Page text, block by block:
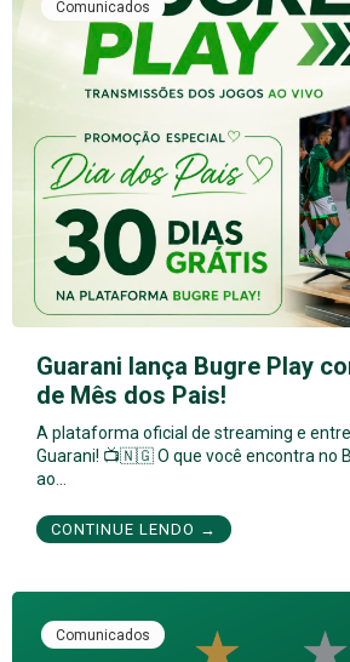
Comunicados
Guarani lança Bugre Play
de Mês dos Pais!
A plataforma oficial de streaming e
Guarani! 📺🇳🇬 O que você encontra no
ao…
CONTINUE LENDO →
Comunicados